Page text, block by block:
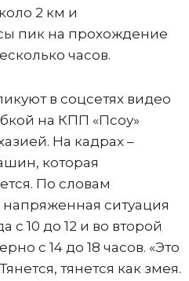
2 км и
пик на прохождение
часов.
в соцсетях видео
на КПП «Псоу»
На кадрах –
которая
По словам
ситуация
с 10 до 12 и во второй
с 14 до 18 часов. «Это
тянется как змея.